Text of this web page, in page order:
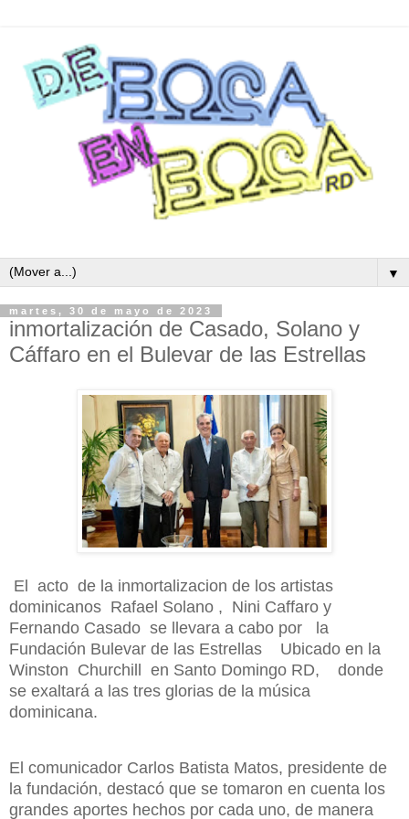
▼
martes, 30 de mayo de 2023
inmortalización de Casado, Solano y
Cáffaro en el Bulevar de las Estrellas
El acto de la inmortalizacion de los artistas
dominicanos Rafael Solano , Nini Caffaro y
Fernando Casado se llevara a cabo por la
Fundación Bulevar de las Estrellas
Ubicado en la
Winston Churchill en Santo Domingo RD,
donde
se exaltará a las tres glorias de la música
dominicana.
El comunicador Carlos Batista Matos, presidente de
la fundación, destacó que se tomaron en cuenta los
grandes aportes hechos por cada uno, de manera